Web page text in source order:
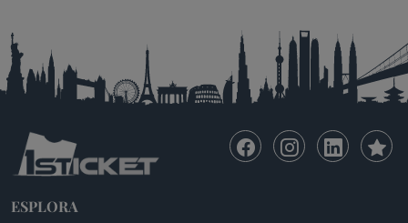
ESPLORA